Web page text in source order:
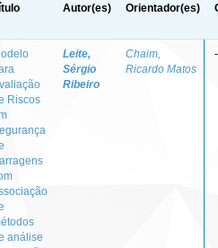
Autor(es) Orientador(es)
Riscos
análise
Leite,
Sérgio
Ribeiro
Chaim,
Ricardo Matos
-